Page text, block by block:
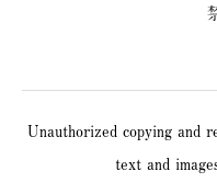
Unauthorized copying and
text and